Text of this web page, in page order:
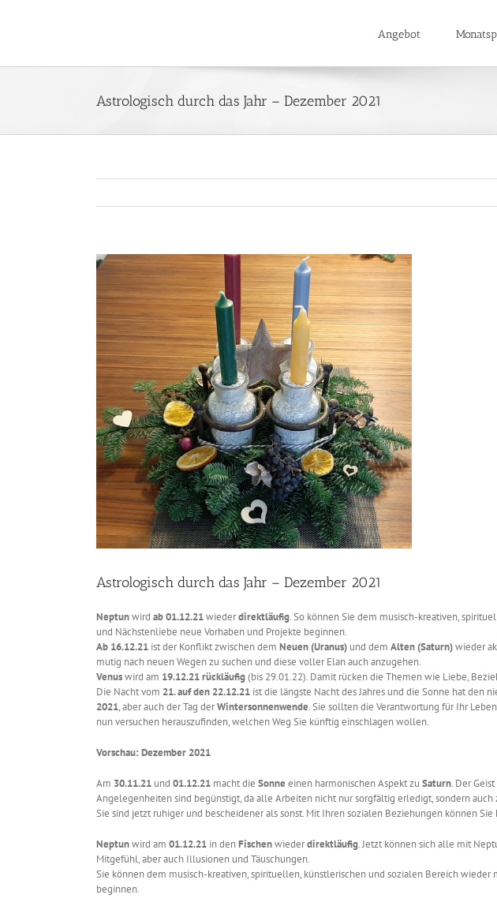
Angebot
Astrologisch durch das Jahr – Dezember 2021
Zeige
grösseres
Bild
Astrologisch durch das Jahr – Dezember 2021
Neptunwird ab 01.12.21wiederdirektläufig. So können Sie dem musisch-kreativen,
und Nächstenliebe neue Vorhaben und Projekte beginnen.
Ab 16.12.21 ist der Konflikt zwischen dem Neuen (Uranus) und dem Alten (Saturn)wieder
mutig nach neuen Wegen zu suchen und diese voller Elan auch anzugehen.
Venuswird am 19.12.21 rückläufig(bis 29.01.22). Damit rücken die Themen wie Liebe,
Die Nacht vom 21. auf den 22.12.21 ist die längste Nacht des Jahres und die Sonne hat den
2021, aber auch der Tag derWintersonnenwende. Sie sollten die Verantwortung für Ihr
nun versuchen herauszufinden, welchen Weg Sie künftig einschlagen wollen.
Vorschau: Dezember 2021
Am 30.11.21 und 01.12.21 macht die Sonne einen harmonischen Aspekt zu Saturn. Der
Angelegenheiten sind begünstigt, da alle Arbeiten nicht nur sorgfältig erledigt, sondern auch
Sie sind jetzt ruhiger und bescheidener als sonst. Mit Ihren sozialen Beziehungen können
Neptunwird am 01.12.21 in denFischenwiederdirektläufig. Jetzt können sich alle mit
Mitgefühl, aber auch Illusionen und Täuschungen.
Sie können dem musisch-kreativen, spirituellen, künstlerischen und sozialen Bereich
beginnen.